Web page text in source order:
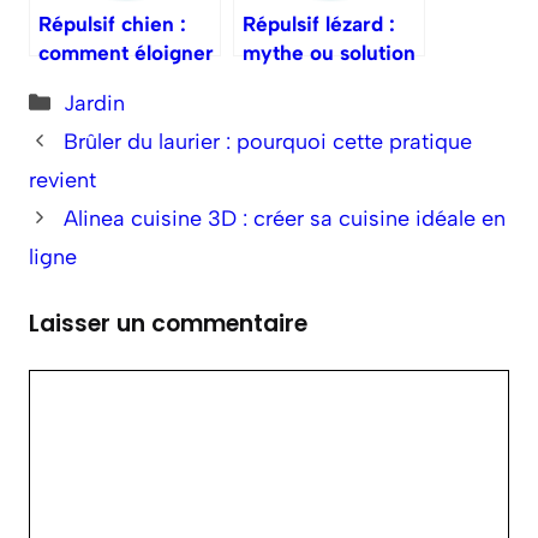
Répulsif chien :
comment éloigner
Répulsif lézard :
mythe ou solution
Catégories
Jardin
Brûler du laurier : pourquoi cette pratique
revient
Alinea cuisine 3D : créer sa cuisine idéale en
ligne
Laisser un commentaire